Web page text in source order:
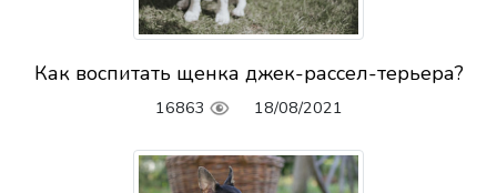
Как воспитать щенка джек-рассел-терьера?
16863 18/08/2021